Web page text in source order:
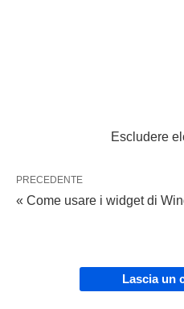
Escludere
PRECEDENTE
« Come usare i widget di
Lascia un